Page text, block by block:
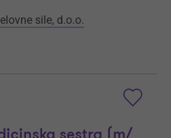
sile, d.o.o.